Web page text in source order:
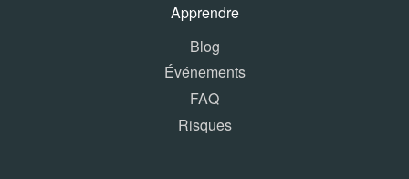
Apprendre
Blog
Événements
FAQ
Risques